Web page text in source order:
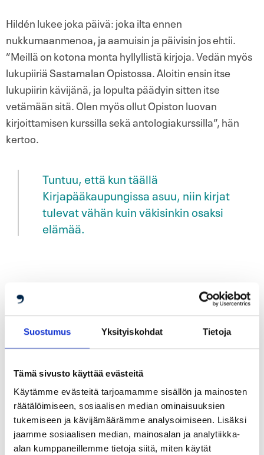
Suostumus Yksityiskohdat Tietoja
Tämä sivusto käyttää evästeitä
Käytämme evästeitä tarjoamamme sisällön ja mainosten
räätälöimiseen, sosiaalisen median ominaisuuksien
tukemiseen ja kävijämäärämme analysoimiseen. Lisäksi
jaamme sosiaalisen median, mainosalan ja analytiikka-
alan kumppaneillemme tietoja siitä, miten käytät
Hildén lukee joka päivä: joka ilta ennen
nukkumaanmenoa, ja aamuisin ja päivisin jos ehtii.
”Meillä on kotona monta hyllyllistä kirjoja. Vedän myös
lukupiiriä Sastamalan Opistossa. Aloitin ensin itse
lukupiirin kävijänä, ja lopulta päädyin sitten itse
vetämään sitä. Olen myös ollut Opiston luovan
kirjoittamisen kurssilla sekä antologiakurssilla”, hän
kertoo.
Tuntuu, että kun täällä
Kirjapääkaupungissa asuu, niin kirjat
tulevat vähän kuin väkisinkin osaksi
elämää.
Lukujumeja tulee ”paremmissakin piireissä”
Hildèn sanoo, että vaikka hänen tulee useimmiten
luettua joka päivä aika helposti, niin joskus hänellekin
siltä, ettei se oikein nappaa. Silloin hän yleensä jättää
kirjan kesken. ”Elämä on liian lyhyt huonojen kirjojen
lukemiseen! Ja huonolla kirjalla tarkoitan nimenomaan
omasta mielestä huonoja kirjoja; kirja ei välttämättä ole
varsinaisesti ”huono”, mutta ei vain sovi juuri itselle.